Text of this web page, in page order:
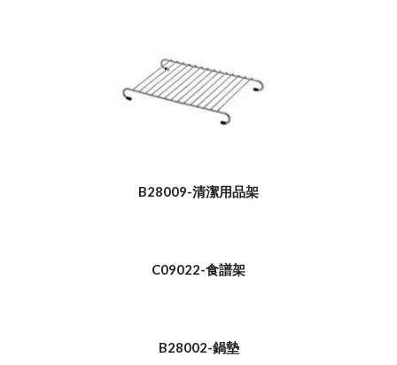
B28009-清潔用品架
C09022-食譜架
B28002-鍋墊